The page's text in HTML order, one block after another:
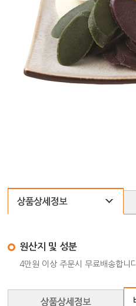
원산지 및 성분
4만원 이상 주문시 무료배송합